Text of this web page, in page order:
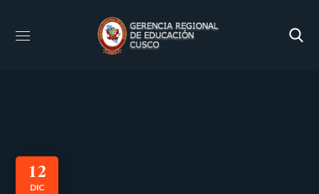
12
DIC